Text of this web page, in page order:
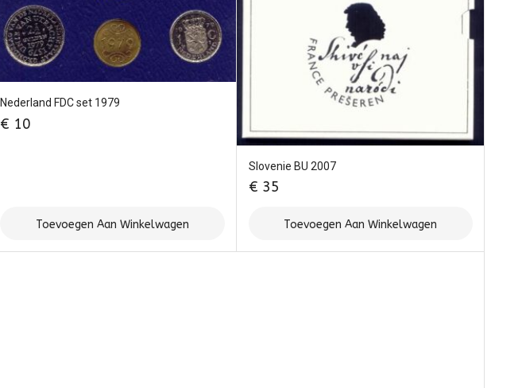
Nederland FDC set 1979
€ 10
Toevoegen Aan Winkelwagen
Slovenie BU 2007
€ 35
Toevoegen Aan Winkelwagen